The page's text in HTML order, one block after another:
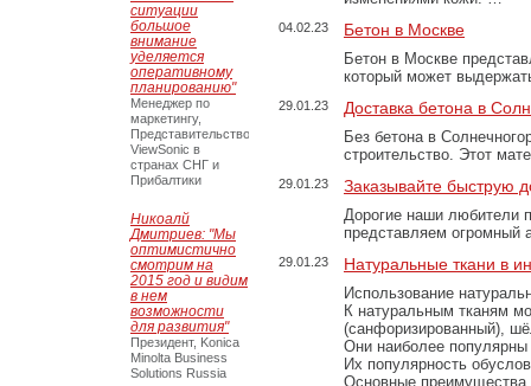
04.02.23 Бетон в Москве
Бетон в Москве
который может
29.01.23 Доставка бетона в
Без бетона в
строительство. Этот
29.01.23 Заказывайте быструю
Дорогие наши любители
представляем огромный
29.01.23 Натуральные ткани в
Использование
К натуральным тканям
(санфоризированный),
Они наиболее популярны
Их популярность
Основные преимущества
ситуации
большое
внимание
уделяется
оперативному
планированию"
Менеджер по
маркетингу,
Представительство
ViewSonic в
странах СНГ и
Прибалтики
Никоалй
Дмитриев: "Мы
оптимистично
смотрим на
2015 год и видим
в нем
возможности
для развития"
Президент, Konica
Minolta Business
Solutions Russia